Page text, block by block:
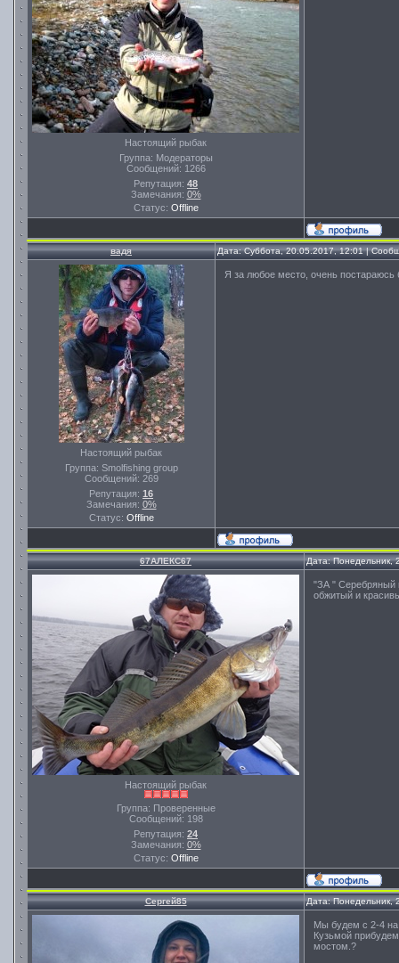
Настоящий рыбак
Группа: Модераторы
Сообщений: 1266
Репутация: 48
Замечания: 0%
Статус: Offline
вадя Дата: Суббота, 20.05.2017, 12:01 |
Настоящий рыбак
Группа: Smolfishing group
Сообщений: 269
Репутация: 16
Замечания: 0%
Статус: Offline
Я за любое место, очень постараюсь
67АЛЕКС67 Дата:
Настоящий рыбак
Группа: Проверенные
Сообщений: 198
Репутация: 24
Замечания: 0%
Статус: Offline
"ЗА " Серебряный
обжитый и
Сергей85 Дата:
Мы будем с 2-4 на
Кузьмой
мостом.?